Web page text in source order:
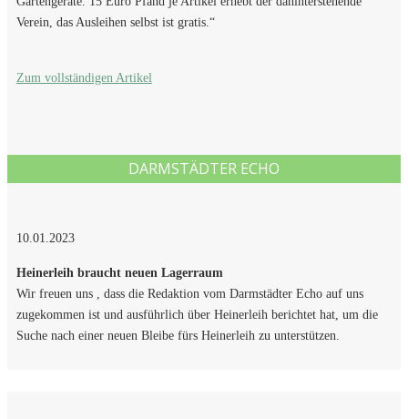
Verein, das Ausleihen selbst ist gratis.“
Zum vollständigen Artikel
DARMSTÄDTER ECHO
10.01.2023
Heinerleih braucht neuen Lagerraum
Wir freuen uns , dass die Redaktion vom Darmstädter Echo auf uns
zugekommen ist und ausführlich über Heinerleih berichtet hat, um die
Suche nach einer neuen Bleibe fürs Heinerleih zu unterstützen.